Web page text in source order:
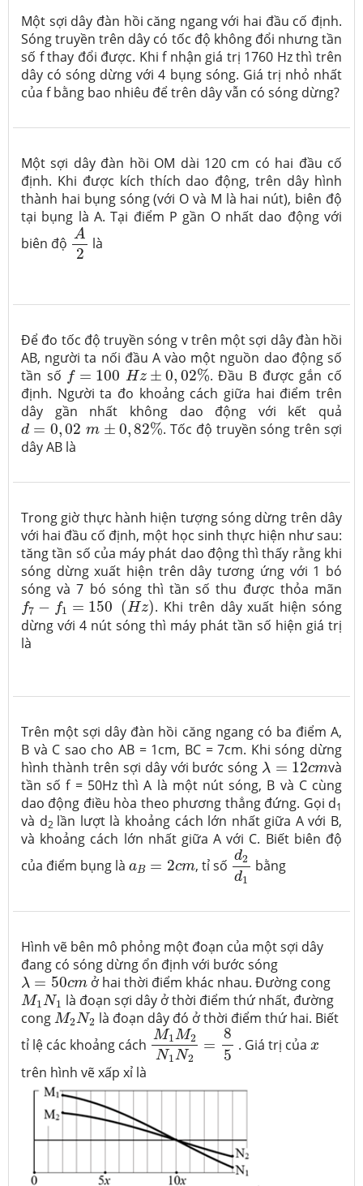
Một sợi dây đàn hồi căng ngang với hai đầu cố định.
Sóng truyền trên dây có tốc độ không đổi nhưng tần
số f thay đổi được. Khi f nhận giá trị 1760 Hz thì trên
dây có sóng dừng với 4 bụng sóng. Giá trị nhỏ nhất
của f bằng bao nhiêu để trên dây vẫn có sóng dừng?
Một sợi dây đàn hồi OM dài 120 cm có hai đầu cố
định. Khi được kích thích dao động, trên dây hình
thành hai bụng sóng (với O và M là hai nút), biên độ
tại bụng là A. Tại điểm P gần O nhất dao động với
biên độ
A
2
A2
là
Để đo tốc độ truyền sóng v trên một sợi dây đàn hồi
AB, người ta nối đầu A vào một nguồn dao động số
tần số f = 100 Hz ± 0, 02%
f= 100Hz±0, 02%
. Đầu B được gắn cố
định. Người ta đo khoảng cách giữa hai điểm trên
dây gần nhất không dao động với kết quả
d = 0,02 m ± 0,82%
d=0 ,02m ±0,82%
. Tốc độ truyền sóng trên sợi
dây AB là
Trong giờ thực hành hiện tượng sóng dừng trên dây
với hai đầu cố định, một học sinh thực hiện như sau:
tăng tần số của máy phát dao động thì thấy rằng khi
sóng dừng xuất hiện trên dây tương ứng với 1 bó
sóng và 7 bó sóng thì tần số thu được thỏa mãn
f7 − f1 = 150 (Hz)
f7−f1 =150(Hz)
. Khi trên dây xuất hiện sóng
dừng với 4 nút sóng thì máy phát tần số hiện giá trị
là
Trên một sợi dây đàn hồi căng ngang có ba điểm A,
B và C sao cho AB = 1cm, BC = 7cm. Khi sóng dừng
hình thành trên sợi dây với bước sóng λ = 12cm
λ =12cm và
tần số f = 50Hz thì A là một nút sóng, B và C cùng
dao động điều hòa theo phương thẳng đứng. Gọi d1
và d2 lần lượt là khoảng cách lớn nhất giữa A với B,
và khoảng cách lớn nhất giữa A với C. Biết biên độ
của điểm bụng là aB = 2cm
aB =2 cm , tỉ số
d2
d1
d2 d1
bằng
Hình vẽ bên mô phỏng một đoạn của một sợi dây
đang có sóng dừng ổn định với bước sóng
λ = 50cm
λ=50cm ở hai thời điểm khác nhau. Đường cong
M1N1
M1N1là đoạn sợi dây ở thời điểm thứ nhất, đường
cong M2N2
M2N2là đoạn dây đó ở thời điểm thứ hai. Biết
tỉ lệ các khoảng cách
M1M2
N1N2
=
8
5
M1M2N1N2=85
. Giá trị củax
x
trên hình vẽ xấp xỉ là